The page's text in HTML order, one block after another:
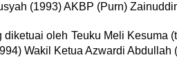
(1993) AKBP (Purn)
oleh Teuku Meli Kesuma
Wakil Ketua Azwardi Abdullah